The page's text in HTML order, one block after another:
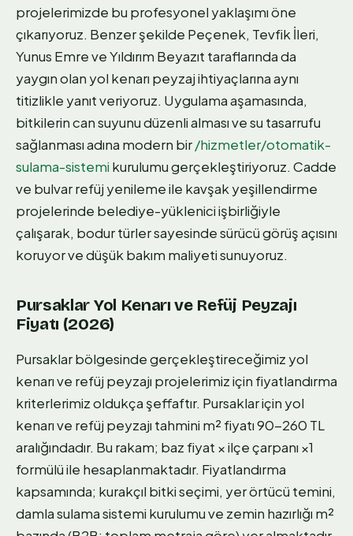
projelerimizde bu profesyonel yaklaşımı öne
çıkarıyoruz. Benzer şekilde Peçenek, Tevfik İleri,
Yunus Emre ve Yıldırım Beyazıt taraflarında da
yaygın olan yol kenarı peyzaj ihtiyaçlarına aynı
titizlikle yanıt veriyoruz. Uygulama aşamasında,
bitkilerin can suyunu düzenli alması ve su tasarrufu
sağlanması adına modern bir/hizmetler/otomatik-
sulama-sistemi kurulumu gerçekleştiriyoruz. Cadde
ve bulvar refüj yenileme ile kavşak yeşillendirme
projelerinde belediye-yüklenici işbirliğiyle
çalışarak, bodur türler sayesinde sürücü görüş açısını
koruyor ve düşük bakım maliyeti sunuyoruz.
Pursaklar Yol Kenarı ve Refüj Peyzajı
Fiyatı (2026)
Pursaklar bölgesinde gerçekleştireceğimiz yol
kenarı ve refüj peyzajı projelerimiz için fiyatlandırma
kriterlerimiz oldukça şeffaftır. Pursaklar için yol
kenarı ve refüj peyzajı tahmini m² fiyatı 90-260 TL
aralığındadır. Bu rakam; baz fiyat × ilçe çarpanı ×1
formülü ile hesaplanmaktadır. Fiyatlandırma
kapsamında; kurakçıl bitki seçimi, yer örtücü temini,
damla sulama sistemi kurulumu ve zemin hazırlığı m²